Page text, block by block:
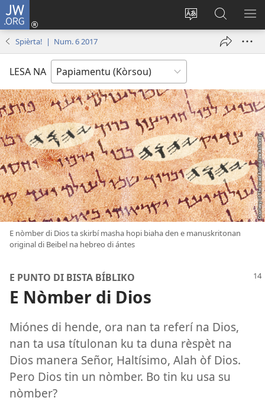
JW.ORG
Kambia
Log
window)
Buska
Riba
JW.ORG
Spièrta! | Num. 6 2017
LESA NA
E nòmber di Dios ta skirbí masha hopi biaha den e manuskritonan
original di Beibel na hebreo di ántes
E PUNTO DI BISTA BÍBLIKO
E Nòmber di Dios
Miónes di hende, ora nan ta referí na Dios,
nan ta usa títulonan ku ta duna rèspèt na
Dios manera Señor, Haltísimo, Alah òf Dios.
Pero Dios tin un nòmber. Bo tin ku usa su
nòmber?